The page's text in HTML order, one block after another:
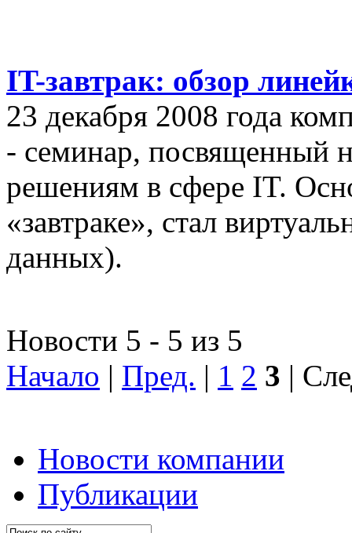
IT-завтрак: обзор
23 декабря 2008 года
- семинар, посвященный
решениям в сфере IT.
«завтраке», стал
данных).
Новости 5 - 5 из 5
Начало | Пред. | 1 2 3 |
Новости компании
Публикации